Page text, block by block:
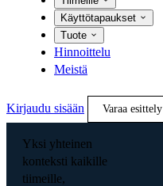
Käyttötapaukset
Tuote
Hinnoittelu
Meistä
Kirjaudu sisään Varaa esittely
Yksi yhteinen
konteksti kaikille
tiimeille,